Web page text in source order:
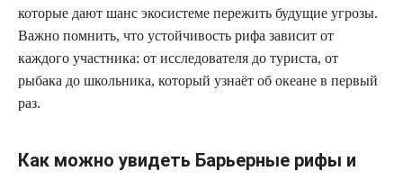
которые дают шанс экосистеме пережить будущие угрозы.
Важно помнить, что устойчивость рифа зависит от
каждого участника: от исследователя до туриста, от
рыбака до школьника, который узнаёт об океане в первый
раз.
Как можно увидеть Барьерные рифы и